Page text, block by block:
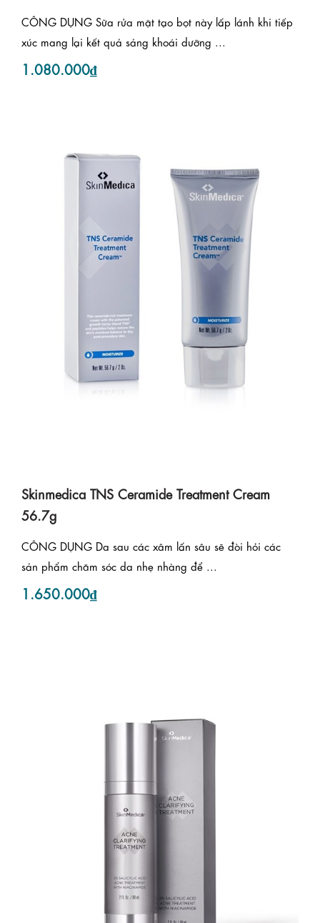
CÔNG DỤNG Sữa rửa mặt tạo bọt này lấp lánh khi tiếp
xúc mang lại kết quả sảng khoái dưỡng ...
1.080.000₫
Skinmedica TNS Ceramide Treatment Cream
56.7g
CÔNG DỤNG Da sau các xâm lấn sâu sẽ đòi hỏi các
sản phẩm chăm sóc da nhẹ nhàng để ...
1.650.000₫